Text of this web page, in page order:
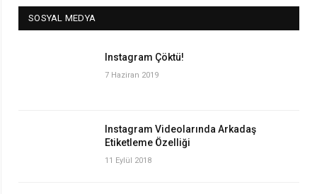
SOSYAL MEDYA
Instagram Çöktü!
7 Haziran 2019
Instagram Videolarında Arkadaş
Etiketleme Özelliği
11 Eylül 2018